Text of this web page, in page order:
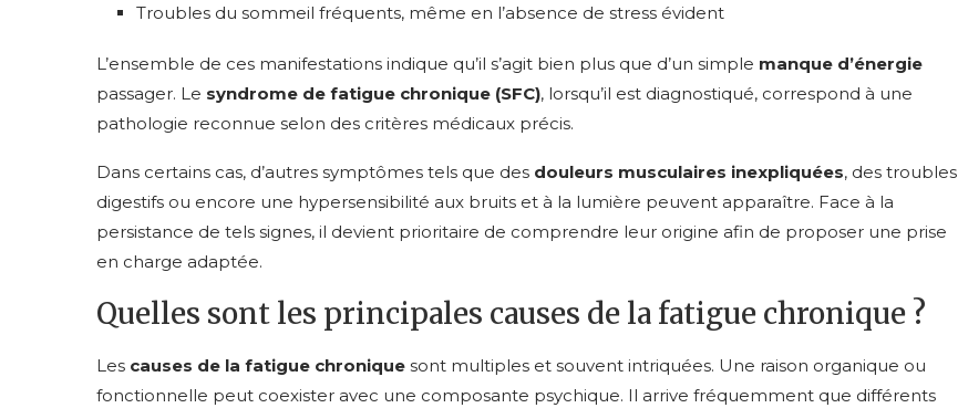
Troubles du sommeil fréquents, même en l’absence de stress évident
L’ensemble de ces manifestations indique qu’il s’agit bien plus que d’un simple manque d’énergie
passager. Le syndrome de fatigue chronique (SFC), lorsqu’il est diagnostiqué, correspond à une
pathologie reconnue selon des critères médicaux précis.
Dans certains cas, d’autres symptômes tels que des douleurs musculaires inexpliquées, des troubles
digestifs ou encore une hypersensibilité aux bruits et à la lumière peuvent apparaître. Face à la
persistance de tels signes, il devient prioritaire de comprendre leur origine afin de proposer une prise
en charge adaptée.
Quelles sont les principales causes de la fatigue chronique ?
Les causes de la fatigue chronique sont multiples et souvent intriquées. Une raison organique ou
fonctionnelle peut coexister avec une composante psychique. Il arrive fréquemment que différents